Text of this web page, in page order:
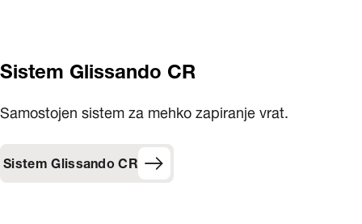
Sistem Glissando CR
Samostojen sistem za mehko zapiranje vrat.
Sistem Glissando CR